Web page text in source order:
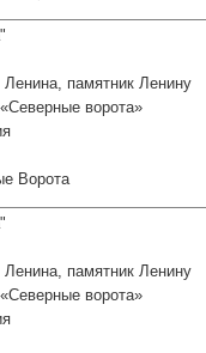
памятник Ленину
ворота»
Ворота
памятник Ленину
ворота»